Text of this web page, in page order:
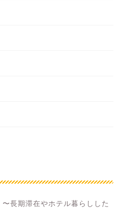
長期滞在やホテル暮らしした